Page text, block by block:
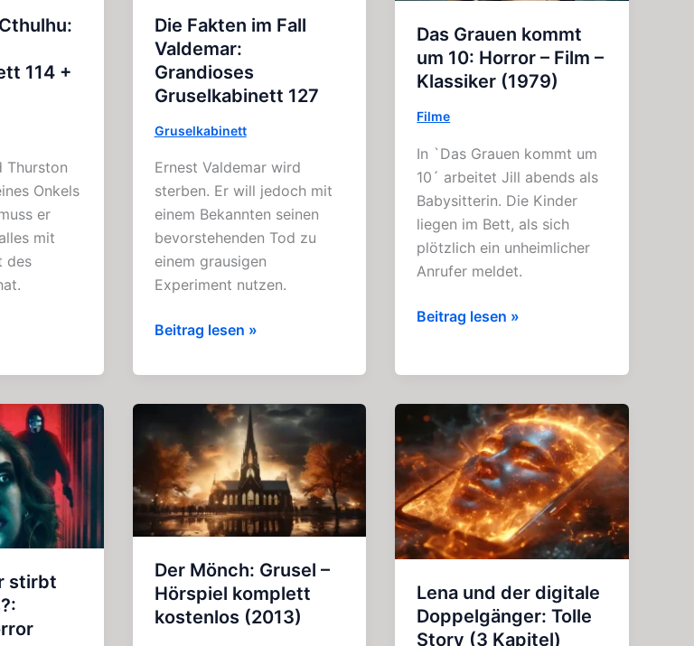
114 +
Thurston
Onkels
er
mit
des
Die Fakten im Fall
Valdemar:
Grandioses
Gruselkabinett 127
Gruselkabinett
Ernest Valdemar wird
sterben. Er will jedoch mit
einem Bekannten seinen
bevorstehenden Tod zu
einem grausigen
Experiment nutzen.
Die
im
Fall
Valdemar:
Grandioses
Gruselkabinett
127
Beitrag lesen »
Das Grauen kommt
um 10: Horror – Film –
Klassiker (1979)
Filme
In `Das Grauen kommt um
10´ arbeitet Jill abends als
Babysitterin. Die Kinder
liegen im Bett, als sich
plötzlich ein unheimlicher
Anrufer meldet.
Das
10:
Horror
–
Film
–
Klassiker
(1979)
Beitrag lesen »
stirbt
Der Mönch: Grusel –
Hörspiel komplett
kostenlos (2013)
Lena und der digitale
Doppelgänger: Tolle
Story (3 Kapitel)